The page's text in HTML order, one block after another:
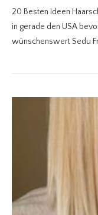
20 Besten Ideen
in gerade den USA
wünschenswert Sedu